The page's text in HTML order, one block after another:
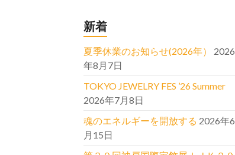
新着
夏季休業のお知らせ(2026年）
2026
年8月7日
TOKYO JEWELRY FES ’26 Summer
2026年7月8日
魂のエネルギーを開放する 2026年6
月15日